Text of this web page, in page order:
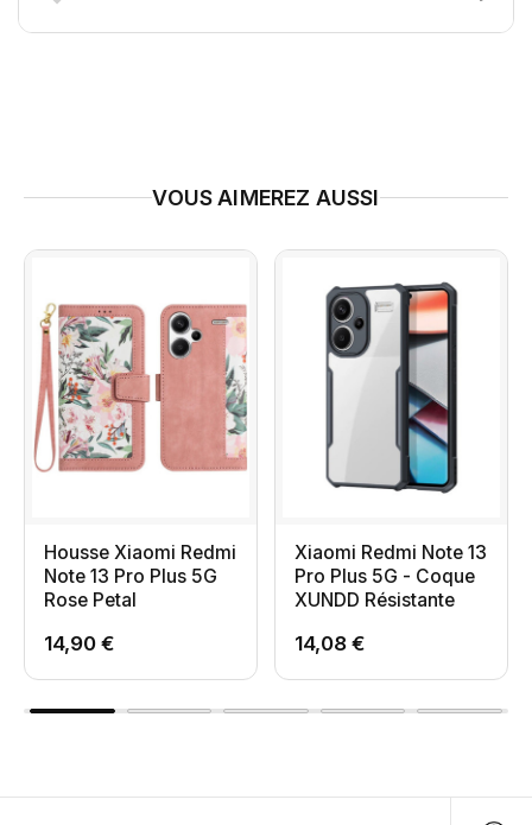
VOUS AIMEREZ AUSSI
Housse Xiaomi Redmi
Note 13 Pro Plus 5G
Rose Petal
14,90 €
Xiaomi Redmi Note 13
Pro Plus 5G - Coque
XUNDD Résistante
14,08 €